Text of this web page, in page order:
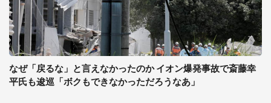
なぜ「戻るな」と言えなかったのか イオン爆発事故で斎藤幸
平氏も逡巡「ボクもできなかっただろうなあ」